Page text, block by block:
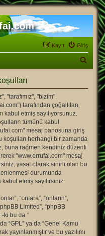
Giriş
Kayıt
"tarafımız", "bizim",
tarafından çoğaltılan,
kabul etmiş sayılıyorsunuz.
tümünü kabul
mesaj panosuna giriş
koşulları herhangi bir zamanda
buna rağmen kendiniz düzenli
"www.errufai.com" mesaj
yasal olarak sınırlı olan bu
durumunda
etmiş sayılırsınız.
“onlara”, “onların”,
Limited”, “phpBB
-ki bu da “
“GPL” ya da “Genel Kamu
yayınlanmıştır ve bu yazılımı